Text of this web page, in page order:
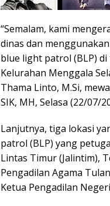
“Semalam, kami
dinas dan
blue light patrol (BLP)
Kelurahan Menggala
Thama Linto, M.Si,
SIK, MH, Selasa (22/07/
Lanjutnya, tiga lokasi
patrol (BLP) yang
Lintas Timur (Jalintim),
Pengadilan Agama
Ketua Pengadilan